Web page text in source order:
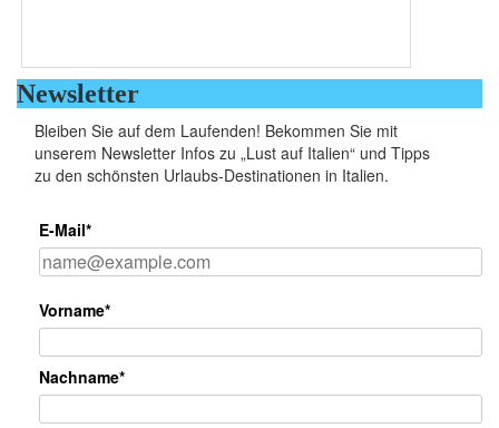
Newsletter
Bleiben Sie auf dem Laufenden! Bekommen Sie mit
unserem Newsletter Infos zu „Lust auf Italien“ und Tipps
zu den schönsten Urlaubs-Destinationen in Italien.
E-Mail*
Vorname*
Nachname*